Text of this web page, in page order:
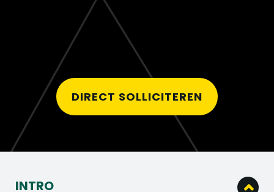
DIRECT SOLLICITEREN
INTRO